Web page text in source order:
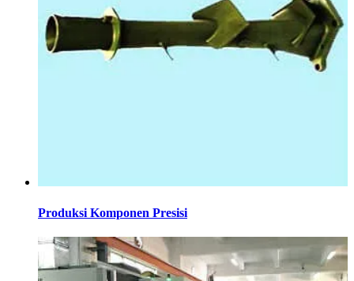
Produksi Komponen Presisi